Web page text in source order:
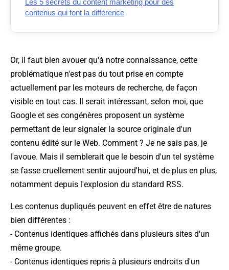
Les 5 secrets du content marketing pour des
contenus qui font la différence
Or, il faut bien avouer qu'à notre connaissance, cette
problématique n'est pas du tout prise en compte
actuellement par les moteurs de recherche, de façon
visible en tout cas. Il serait intéressant, selon moi, que
Google et ses congénères proposent un système
permettant de leur signaler la source originale d'un
contenu édité sur le Web. Comment ? Je ne sais pas, je
l'avoue. Mais il semblerait que le besoin d'un tel système
se fasse cruellement sentir aujourd'hui, et de plus en plus,
notamment depuis l'explosion du standard RSS.
Les contenus dupliqués peuvent en effet être de natures
bien différentes :
- Contenus identiques affichés dans plusieurs sites d'un
même groupe.
- Contenus identiques repris à plusieurs endroits d'un